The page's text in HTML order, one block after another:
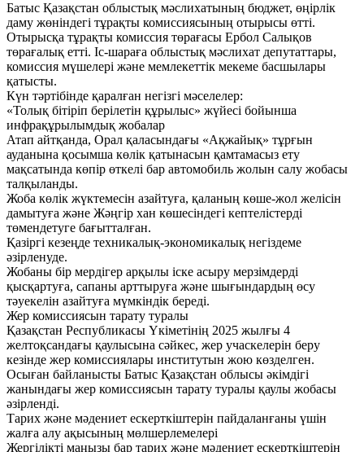
Батыс Қазақстан облыстық мәслихатының бюджет, өңірлік
даму жөніндегі тұрақты комиссиясының отырысы өтті.
Отырысқа тұрақты комиссия төрағасы Ербол Салықов
төрағалық етті. Іс-шараға облыстық мәслихат депутаттары,
комиссия мүшелері және мемлекеттік мекеме басшылары
қатысты.
Күн тәртібінде қаралған негізгі мәселелер:
«Толық бітіріп берілетін құрылыс» жүйесі бойынша
инфрақұрылымдық жобалар
Атап айтқанда, Орал қаласындағы «Ақжайық» тұрғын
ауданына қосымша көлік қатынасын қамтамасыз ету
мақсатында көпір өткелі бар автомобиль жолын салу жобасы
талқыланды.
Жоба көлік жүктемесін азайтуға, қаланың көше-жол желісін
дамытуға және Жәңгір хан көшесіндегі кептелістерді
төмендетуге бағытталған.
Қазіргі кезеңде техникалық-экономикалық негіздеме
әзірленуде.
Жобаны бір мердігер арқылы іске асыру мерзімдерді
қысқартуға, сапаны арттыруға және шығындардың өсу
тәуекелін азайтуға мүмкіндік береді.
Жер комиссиясын тарату туралы
Қазақстан Республикасы Үкіметінің 2025 жылғы 4
желтоқсандағы қаулысына сәйкес, жер учаскелерін беру
кезінде жер комиссиялары институтын жою көзделген.
Осыған байланысты Батыс Қазақстан облысы әкімдігі
жанындағы жер комиссиясын тарату туралы қаулы жобасы
әзірленді.
Тарих және мәдениет ескерткіштерін пайдаланғаны үшін
жалға алу ақысының мөлшерлемелері
Жергілікті маңызы бар тарих және мәдениет ескерткіштерін